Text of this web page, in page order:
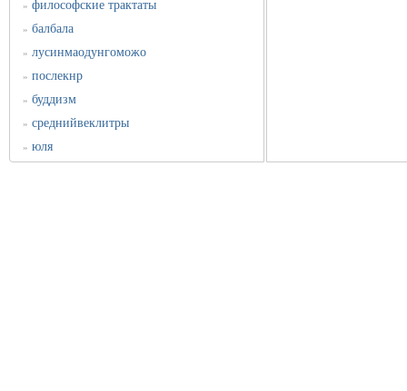
» философские трактаты
» балбала
» лусинмаодунгоможо
» послекнр
» буддизм
» среднийвеклитры
» юля